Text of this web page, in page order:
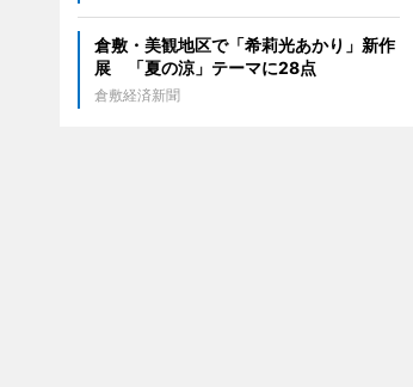
倉敷・美観地区で「希莉光あかり」新作
展 「夏の涼」テーマに28点
倉敷経済新聞